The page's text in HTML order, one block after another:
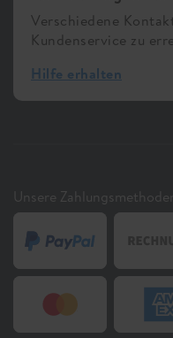
Verschiedene
Kundenservice zu
Hilfe erhalten
Unsere